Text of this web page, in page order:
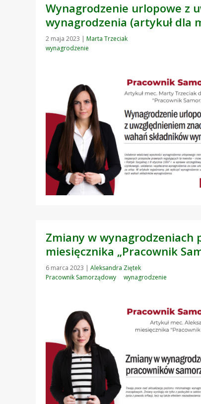
Wynagrodzenie urlopowe z
wynagrodzenia (artykuł dla
2 maja 2023 | Marta Trzeciak
wynagrodzenie
Zmiany w wynagrodzeniach
miesięcznika „Pracownik
6 marca 2023 | Aleksandra Ziętek
Pracownik Samorządowy
wynagrodzenie